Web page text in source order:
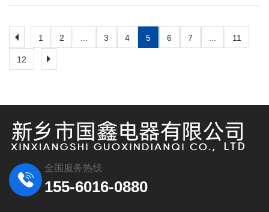
1 2 3 4 5 6 7 11
12
全国服务热线
155-6016-0880